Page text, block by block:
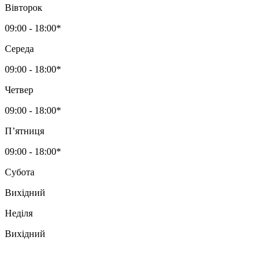
Вівторок
09:00 - 18:00*
Середа
09:00 - 18:00*
Четвер
09:00 - 18:00*
Пʼятниця
09:00 - 18:00*
Субота
Вихідний
Неділя
Вихідний